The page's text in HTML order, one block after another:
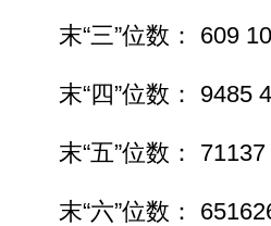
末“三”位数： 609
末“四”位数： 9485
末“五”位数： 71137
末“六”位数：